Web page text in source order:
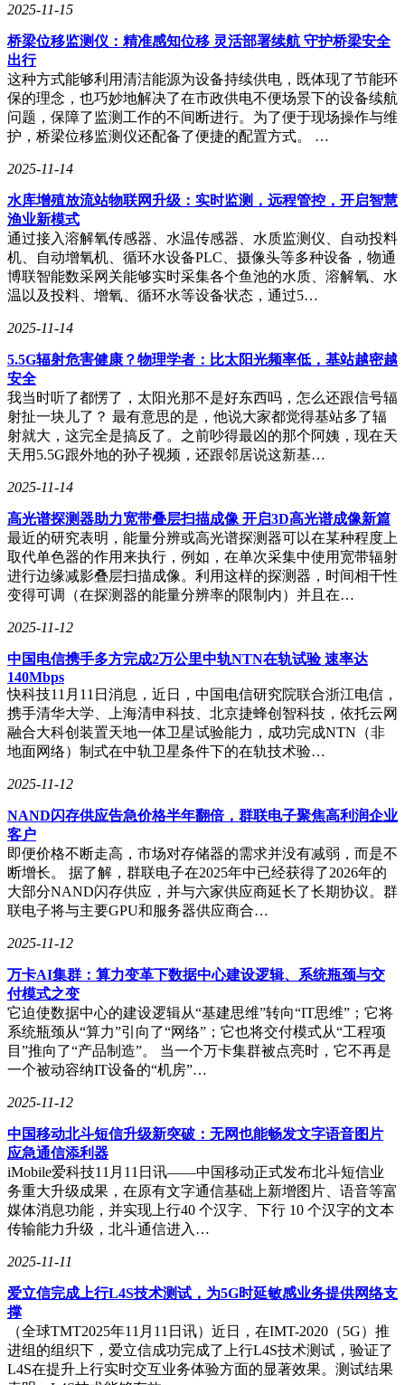
2025-11-15
桥梁位移监测仪：精准感知位移 灵活部署续航 守护桥梁安全
出行
这种方式能够利用清洁能源为设备持续供电，既体现了节能环
保的理念，也巧妙地解决了在市政供电不便场景下的设备续航
问题，保障了监测工作的不间断进行。为了便于现场操作与维
护，桥梁位移监测仪还配备了便捷的配置方式。 …
2025-11-14
水库增殖放流站物联网升级：实时监测，远程管控，开启智慧
渔业新模式
通过接入溶解氧传感器、水温传感器、水质监测仪、自动投料
机、自动增氧机、循环水设备PLC、摄像头等多种设备，物通
博联智能数采网关能够实时采集各个鱼池的水质、溶解氧、水
温以及投料、增氧、循环水等设备状态，通过5…
2025-11-14
5.5G辐射危害健康？物理学者：比太阳光频率低，基站越密越
安全
我当时听了都愣了，太阳光那不是好东西吗，怎么还跟信号辐
射扯一块儿了？ 最有意思的是，他说大家都觉得基站多了辐
射就大，这完全是搞反了。之前吵得最凶的那个阿姨，现在天
天用5.5G跟外地的孙子视频，还跟邻居说这新基…
2025-11-14
高光谱探测器助力宽带叠层扫描成像 开启3D高光谱成像新篇
最近的研究表明，能量分辨或高光谱探测器可以在某种程度上
取代单色器的作用来执行，例如，在单次采集中使用宽带辐射
进行边缘减影叠层扫描成像。利用这样的探测器，时间相干性
变得可调（在探测器的能量分辨率的限制内）并且在…
2025-11-12
中国电信携手多方完成2万公里中轨NTN在轨试验 速率达
140Mbps
快科技11月11日消息，近日，中国电信研究院联合浙江电信，
携手清华大学、上海清申科技、北京捷蜂创智科技，依托云网
融合大科创装置天地一体卫星试验能力，成功完成NTN（非
地面网络）制式在中轨卫星条件下的在轨技术验…
2025-11-12
NAND闪存供应告急价格半年翻倍，群联电子聚焦高利润企业
客户
即便价格不断走高，市场对存储器的需求并没有减弱，而是不
断增长。 据了解，群联电子在2025年中已经获得了2026年的
大部分NAND闪存供应，并与六家供应商延长了长期协议。群
联电子将与主要GPU和服务器供应商合…
2025-11-12
万卡AI集群：算力变革下数据中心建设逻辑、系统瓶颈与交
付模式之变
它迫使数据中心的建设逻辑从“基建思维”转向“IT思维”；它将
系统瓶颈从“算力”引向了“网络”；它也将交付模式从“工程项
目”推向了“产品制造”。 当一个万卡集群被点亮时，它不再是
一个被动容纳IT设备的“机房”…
2025-11-12
中国移动北斗短信升级新突破：无网也能畅发文字语音图片
应急通信添利器
iMobile爱科技11月11日讯——中国移动正式发布北斗短信业
务重大升级成果，在原有文字通信基础上新增图片、语音等富
媒体消息功能，并实现上行40 个汉字、下行 10 个汉字的文本
传输能力升级，北斗通信进入…
2025-11-11
爱立信完成上行L4S技术测试，为5G时延敏感业务提供网络支
撑
（全球TMT2025年11月11日讯）近日，在IMT-2020（5G）推
进组的组织下，爱立信成功完成了上行L4S技术测试，验证了
L4S在提升上行实时交互业务体验方面的显著效果。测试结果